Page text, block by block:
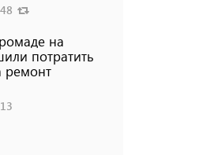
на
потратить
ремонт